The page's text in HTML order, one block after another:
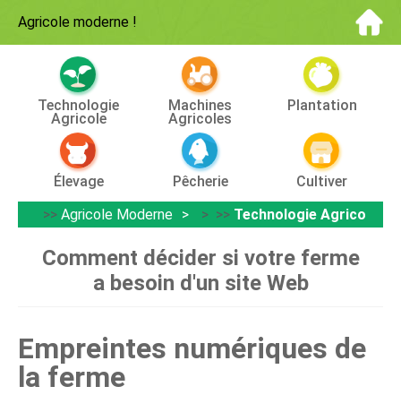
Agricole moderne !
Technologie
Agricole
Machines
Agricoles
Plantation
Élevage Pêcherie
Cultiver
>> Agricole Moderne > >> Technologie Agricole
Comment décider si votre ferme
a besoin d'un site Web
Empreintes numériques de
la ferme